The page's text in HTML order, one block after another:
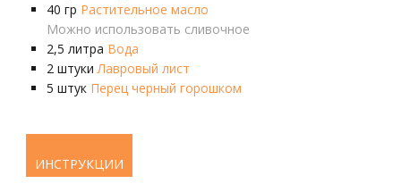
40 гр Растительное масло
Можно использовать сливочное
2,5 литра Вода
2 штуки Лавровый лист
5 штук Перец черный горошком
ИНСТРУКЦИИ